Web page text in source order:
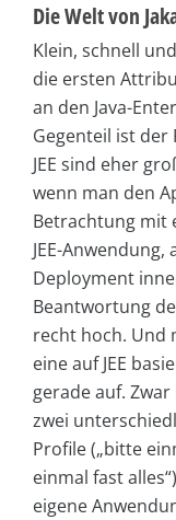
Die Welt von
Klein, schnell
die ersten
an den Java-
Gegenteil ist der
JEE sind eher
wenn man den
Betrachtung mit
JEE-
Deployment
Beantwortung
recht hoch. Und
eine auf JEE
gerade auf.
zwei
Profile („bitte
einmal fast
eigene